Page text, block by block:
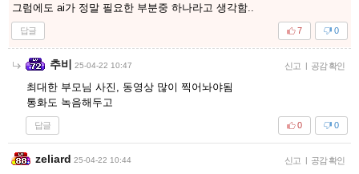
그럼에도 ai가 정말 필요한 부분중 하나라고 생각함..
답글 0
7
추비 25-04-22 10:47 신고 | 공감 확인
최대한 부모님 사진, 동영상 많이 찍어놔야됨
통화도 녹음해두고
답글 0
0
zeliard 25-04-22 10:44 신고 | 공감 확인